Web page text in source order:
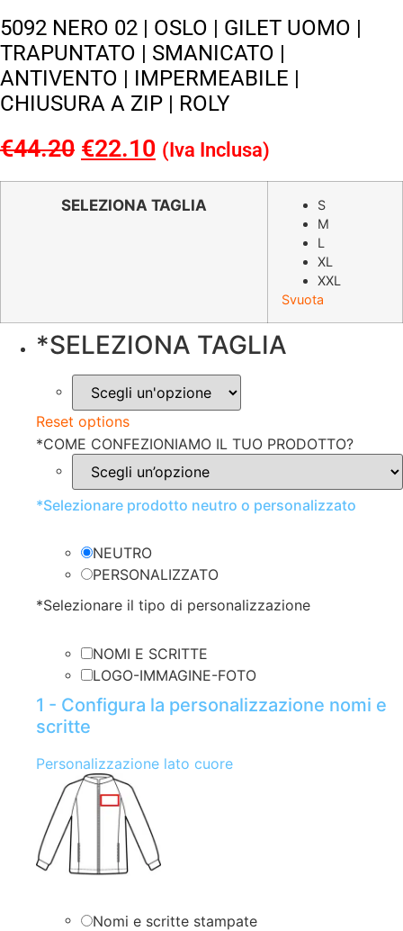
5092 NERO 02 | OSLO | GILET UOMO |
TRAPUNTATO | SMANICATO |
ANTIVENTO | IMPERMEABILE |
CHIUSURA A ZIP | ROLY
€44.20 Il
prezzo
originale
€22.10 Il
prezzo
attuale
(Iva Inclusa)
SELEZIONA TAGLIA
S
M
L
XL
XXL
Svuota
*SELEZIONA TAGLIA
Reset options
*COME CONFEZIONIAMO IL TUO PRODOTTO?
*Selezionare prodotto neutro o personalizzato
NEUTRO
PERSONALIZZATO
*Selezionare il tipo di personalizzazione
NOMI E SCRITTE
LOGO-IMMAGINE-FOTO
1 - Configura la personalizzazione nomi e
scritte
Personalizzazione lato cuore
Nomi e scritte stampate